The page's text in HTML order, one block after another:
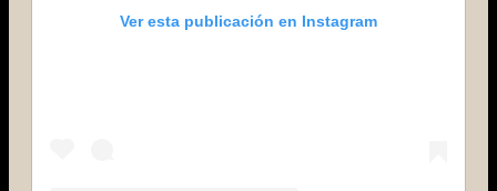
Ver esta publicación en Instagram